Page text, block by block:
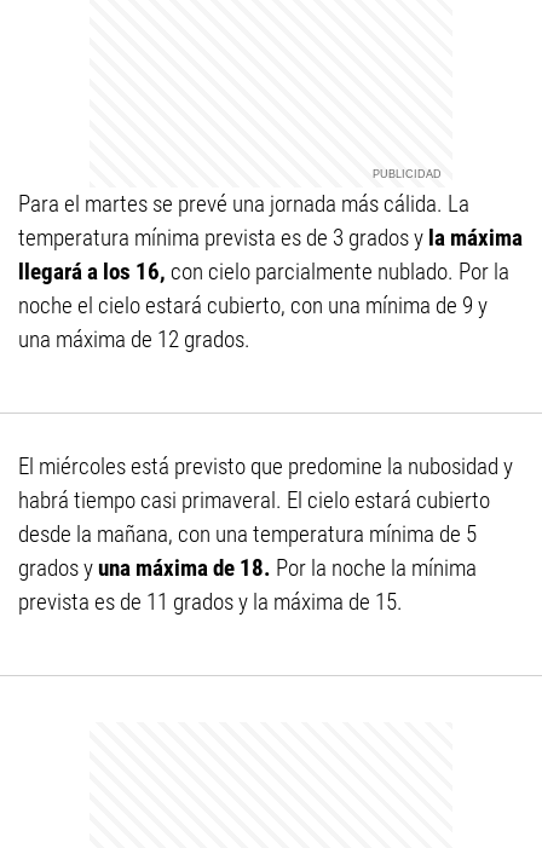
Para el martes se prevé una jornada más cálida. La
temperatura mínima prevista es de 3 grados y la máxima
llegará a los 16, con cielo parcialmente nublado. Por la
noche el cielo estará cubierto, con una mínima de 9 y
una máxima de 12 grados.
El miércoles está previsto que predomine la nubosidad y
habrá tiempo casi primaveral. El cielo estará cubierto
desde la mañana, con una temperatura mínima de 5
grados yuna máxima de 18. Por la noche la mínima
prevista es de 11 grados y la máxima de 15.